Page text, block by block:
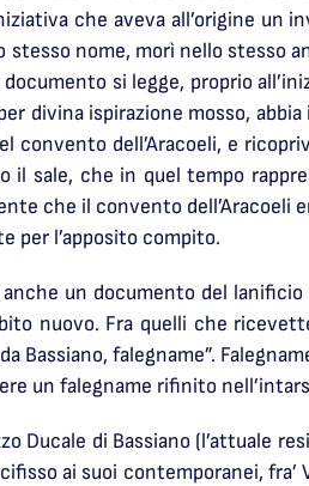
che aveva all’origine un
stesso nome, morì nello stesso
si legge, proprio
divina ispirazione mosso,
convento dell’Aracoeli, e
il sale, che in quel tempo
che il convento
per l’apposito compito.
un documento del
nuovo. Fra quelli che
Bassiano, falegname”.
un falegname rifinito
Ducale di Bassiano (l’attuale
ai suoi contemporanei,